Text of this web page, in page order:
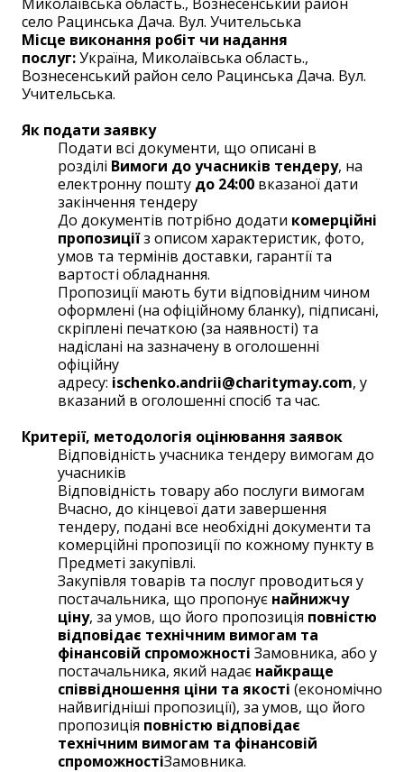
cело Рацинська Дача. Вул. Учительська
Місце виконання робіт чи надання
послуг:Україна, Миколаївська область.,
Вознесенський район cело Рацинська Дача. Вул.
Учительська.
Як подати заявку
Подати всі документи, що описані в
розділі Вимоги до учасників тендеру, на
електронну пошту до 24:00 вказаної дати
закінчення тендеру
До документів потрібно додати комерційні
пропозиціїз описом характеристик, фото,
умов та термінів доставки, гарантії та
вартості обладнання.
Пропозиції мають бути відповідним чином
оформлені (на офіційному бланку), підписані,
скріплені печаткою (за наявності) та
надіслані на зазначену в оголошенні
офіційну
адресу: ischenko.andrii@charitymay.com, у
вказаний в оголошенні спосіб та час.
Критерії, методологія оцінювання заявок
Відповідність учасника тендеру вимогам до
учасників
Відповідність товару або послуги вимогам
Вчасно, до кінцевої дати завершення
тендеру, подані все необхідні документи та
комерційні пропозиції по кожному пункту в
Предметі закупівлі.
Закупівля товарів та послуг проводиться у
постачальника, що пропонує найнижчу
ціну, за умов, що його пропозиція повністю
відповідає технічним вимогам та
фінансовій спроможності Замовника, або у
постачальника, який надає найкраще
співвідношення ціни та якості (економічно
найвигідніші пропозиції), за умов, що його
пропозиція повністю відповідає
технічним вимогам та фінансовій
спроможностіЗамовника.